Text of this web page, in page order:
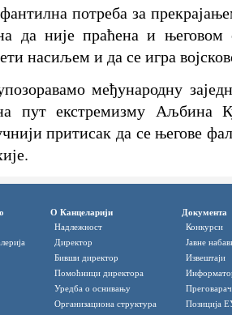
потреба за
да није праћена и његовом
насиљем и да се игра
међународну
пут екстремизму Аљбина
притисак да се његове
О Канцеларији
Надлежност
Директор
Бивши директор
Помоћници директора
Уредба о оснивању
Организациона структура
Документа
Конкурси
Јавне
Извештаји
Позиција